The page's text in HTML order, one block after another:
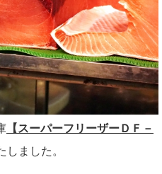
【スーパーフリーザーＤＦ－
しました。